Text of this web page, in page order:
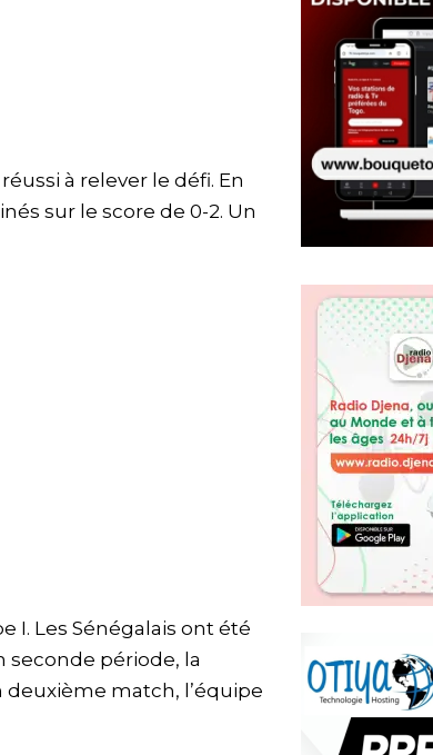
à relever le défi. En
sur le score de 0-2. Un
I. Les Sénégalais ont été
seconde période, la
deuxième match, l’équipe